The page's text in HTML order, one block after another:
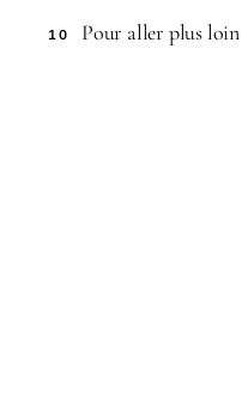
10 Pour aller plus loin